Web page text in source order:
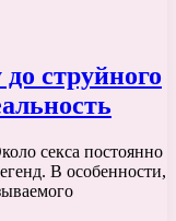
струйного
секса постоянно
В особенности,